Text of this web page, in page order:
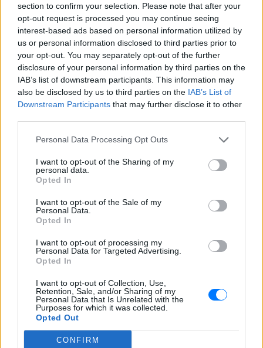
section to confirm your selection. Please note that after your
opt-out request is processed you may continue seeing
interest-based ads based on personal information utilized by
us or personal information disclosed to third parties prior to
your opt-out. You may separately opt-out of the further
disclosure of your personal information by third parties on the
IAB’s list of downstream participants. This information may
also be disclosed by us to third parties on the IAB’s List of
Downstream Participants that may further disclose it to other
Personal Data Processing Opt Outs
I want to opt-out of the Sharing of my
personal data.
Opted In
I want to opt-out of the Sale of my
Personal Data.
Opted In
I want to opt-out of processing my
Personal Data for Targeted Advertising.
Opted In
I want to opt-out of Collection, Use,
Retention, Sale, and/or Sharing of my
Personal Data that Is Unrelated with the
Purposes for which it was collected.
Opted Out
CONFIRM
Εσύ μπήκες στο E-Daily.gr; Τα νέα της ημέρας
και ότι σου κάνει κλικ!
Ακολουθήστε το E-Radio.gr και στο Instagram